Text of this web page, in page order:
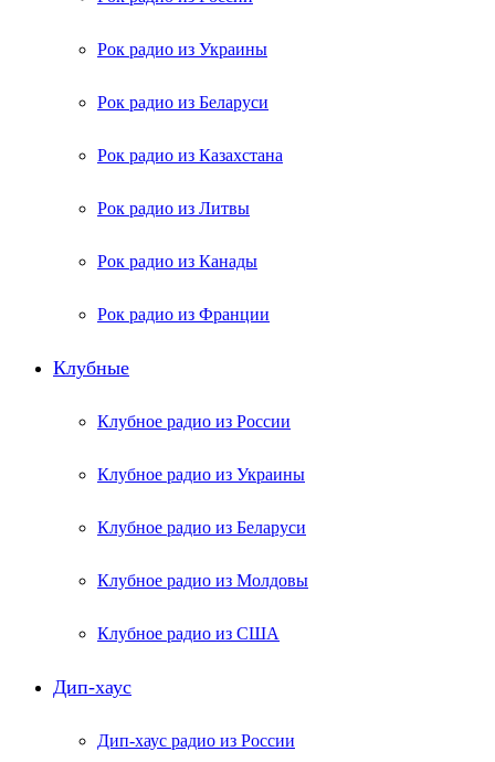
Рок радио из Украины
Рок радио из Беларуси
Рок радио из Казахстана
Рок радио из Литвы
Рок радио из Канады
Рок радио из Франции
Клубные
Клубное радио из России
Клубное радио из Украины
Клубное радио из Беларуси
Клубное радио из Молдовы
Клубное радио из США
Дип-хаус
Дип-хаус радио из России